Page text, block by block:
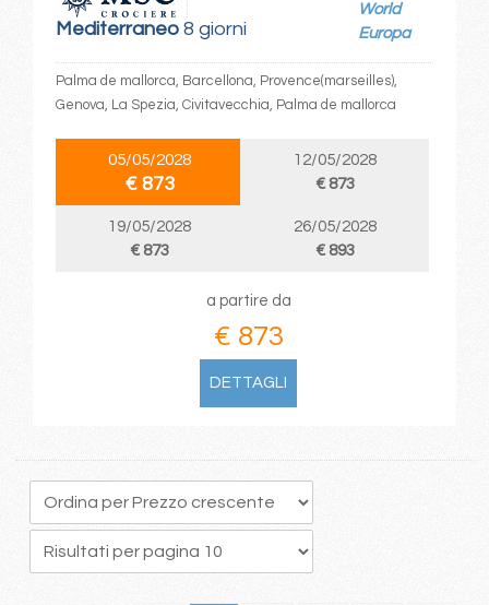
Mediterraneo8 giorni
World
Europa
Palma de mallorca, Barcellona, Provence(marseilles),
Genova, La Spezia, Civitavecchia, Palma de mallorca
05/05/2028
€ 873
12/05/2028
€ 873
19/05/2028
€ 873
26/05/2028
€ 893
a partire da
€ 873
DETTAGLI